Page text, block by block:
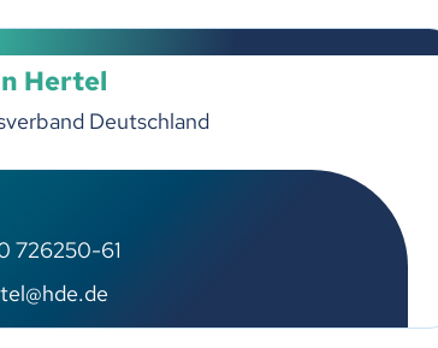
Hertel
Deutschland
726250-61